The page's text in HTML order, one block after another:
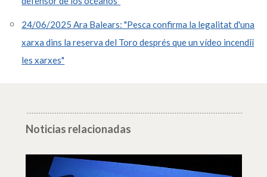
24/06/2025 Ara Balears: "Pesca confirma la legalitat d'una
xarxa dins la reserva del Toro després que un vídeo incendiï
les xarxes"
Noticias relacionadas